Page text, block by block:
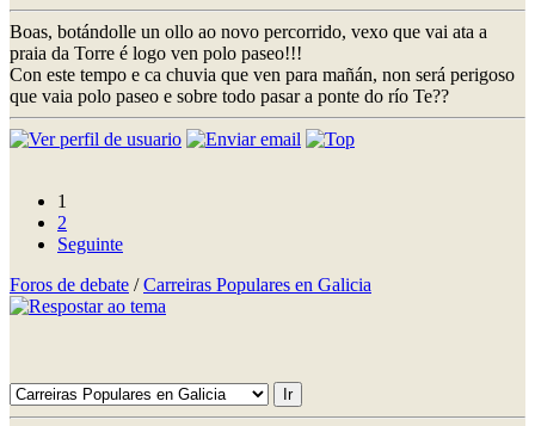
Boas, botándolle un ollo ao novo percorrido, vexo que vai ata a
praia da Torre é logo ven polo paseo!!!
Con este tempo e ca chuvia que ven para mañán, non será perigoso
que vaia polo paseo e sobre todo pasar a ponte do río Te??
1
2
Seguinte
Foros de debate /Carreiras Populares en Galicia